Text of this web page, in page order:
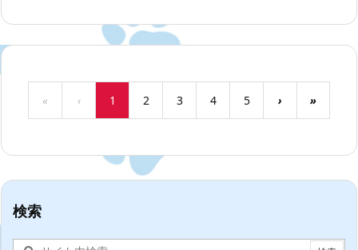
« ‹ 1 2 3 4 5 › »
検索